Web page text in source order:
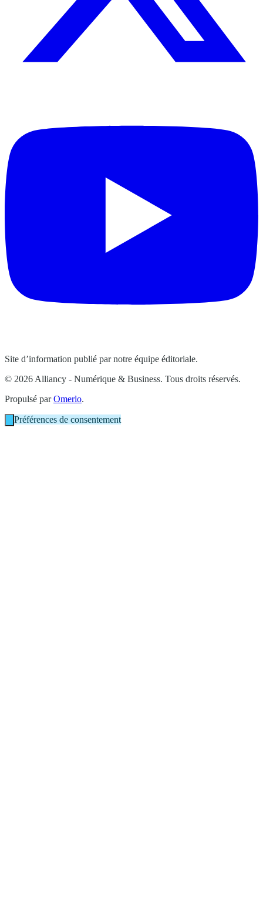
Site d’information publié par notre équipe éditoriale.
© 2026 Alliancy - Numérique & Business. Tous droits réservés.
Propulsé parOmerlo.
Préférences de consentement